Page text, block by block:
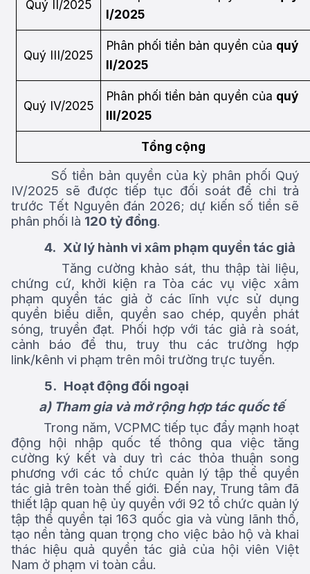
Quý II/2025
I/2025
Quý III/2025
Phân phối tiền bản quyền của quý
II/2025
Quý IV/2025
Phân phối tiền bản quyền của quý
III/2025
Tổng cộng
Số tiền bản quyền của kỳ phân phối Quý
IV/2025 sẽ được tiếp tục đối soát để chi trả
trước Tết Nguyên đán 2026; dự kiến số tiền sẽ
phân phối là 120 tỷ đồng.
4. Xử lý hành vi xâm phạm quyền tác giả
Tăng cường khảo sát, thu thập tài liệu,
chứng cứ, khởi kiện ra Tòa các vụ việc xâm
phạm quyền tác giả ở các lĩnh vực sử dụng
quyền biểu diễn, quyền sao chép, quyền phát
sóng, truyền đạt. Phối hợp với tác giả rà soát,
cảnh báo để thu, truy thu các trường hợp
link/kênh vi phạm trên môi trường trực tuyến.
5. Hoạt động đối ngoại
a) Tham gia và mở rộng hợp tác quốc tế
Trong năm, VCPMC tiếp tục đẩy mạnh hoạt
động hội nhập quốc tế thông qua việc tăng
cường ký kết và duy trì các thỏa thuận song
phương với các tổ chức quản lý tập thể quyền
tác giả trên toàn thế giới. Đến nay, Trung tâm đã
thiết lập quan hệ ủy quyền với 92 tổ chức quản lý
tập thể quyền tại 163 quốc gia và vùng lãnh thổ,
tạo nền tảng quan trọng cho việc bảo hộ và khai
thác hiệu quả quyền tác giả của hội viên Việt
Nam ở phạm vi toàn cầu.